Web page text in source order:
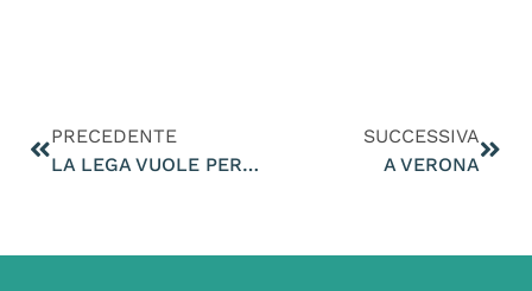
PRECEDENTE
LA LEGA VUOLE PERMETTERE IN EUROPA L’UCCISIONE DEL LUPO
SUCCESSIVA
A VERONA